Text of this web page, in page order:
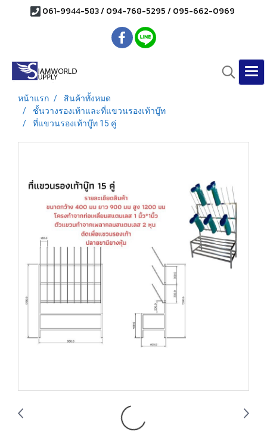
061-9944-583 / 094-768-5295 / 095-662-0969
หน้าแรก
สินค้าทั้งหมด
ชั้นวางรองเท้าและที่แขวนรองเท้าบู๊ท
ที่แขวนรองเท้าบู๊ท 15 คู่